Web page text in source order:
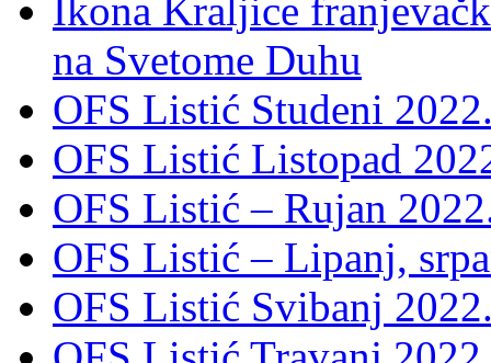
Ikona Kraljice
na Svetome Duhu
OFS Listić Studeni
OFS Listić Listopad
OFS Listić – Rujan
OFS Listić – Lipanj,
OFS Listić Svibanj